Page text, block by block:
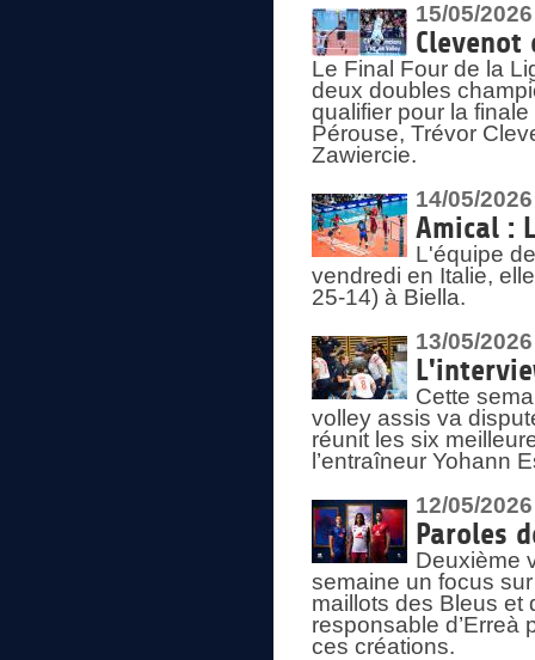
15/05/2026
Le Final Four de la
deux doubles
qualifier pour la
Pérouse, Trévor
Zawiercie.
14/05/2026
Amical :
L'équipe
vendredi en Italie,
25-14) à Biella.
13/05/2026
Cette
volley assis va
réunit les six
l’entraîneur Yohann
12/05/2026
Paroles
Deuxième
semaine un focus
maillots des Bleus et
responsable d’Erreà
ces créations.